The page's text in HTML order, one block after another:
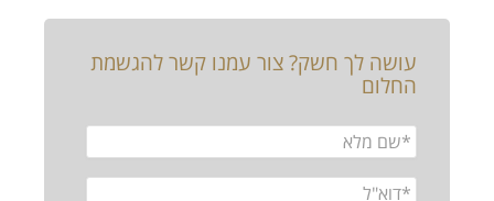
עושה לך חשק? צור עמנו קשר להגשמת
החלום